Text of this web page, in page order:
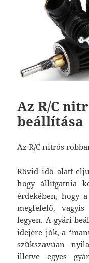
Az R/C
beállítása
Az R/C nitrós
Rövid idő alatt
hogy állítgatnia
érdekében, hogy
megfelelő,
legyen. A gyári
idejére jók, a
szűkszavúan
illetve egyes